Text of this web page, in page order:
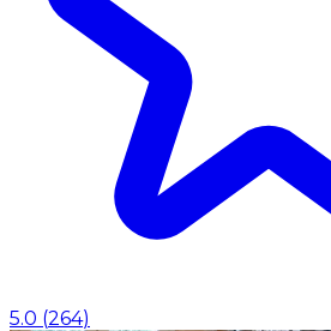
5.0 (264)